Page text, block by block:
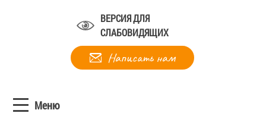
ВЕРСИЯ ДЛЯ
СЛАБОВИДЯЩИХ
Написать нам
Меню